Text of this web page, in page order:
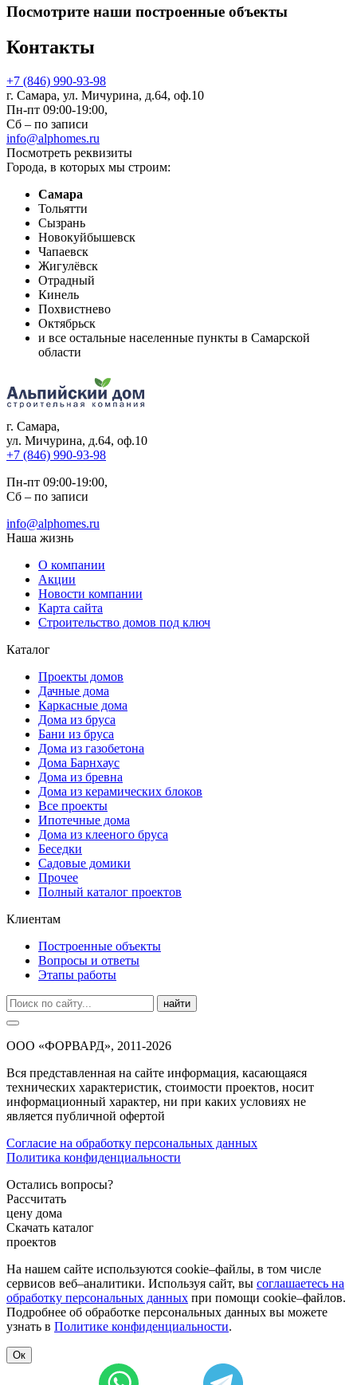
Посмотрите наши построенные объекты
Контакты
+7 (846) 990-93-98
г. Самара, ул. Мичурина, д.64, оф.10
Пн-пт 09:00-19:00,
Сб – по записи
info@alphomes.ru
Посмотреть реквизиты
Города, в которых мы строим:
Самара
Тольятти
Сызрань
Новокуйбышевск
Чапаевск
Жигулёвск
Отрадный
Кинель
Похвистнево
Октябрьск
и все остальные населенные пункты в Самарской
области
г. Самара,
ул. Мичурина, д.64, оф.10
+7 (846) 990-93-98
Пн-пт 09:00-19:00,
Сб – по записи
info@alphomes.ru
Наша жизнь
О компании
Акции
Новости компании
Карта сайта
Строительство домов под ключ
Каталог
Проекты домов
Дачные дома
Каркасные дома
Дома из бруса
Бани из бруса
Дома из газобетона
Дома Барнхаус
Дома из бревна
Дома из керамических блоков
Все проекты
Ипотечные дома
Дома из клееного бруса
Беседки
Садовые домики
Прочее
Полный каталог проектов
Клиентам
Построенные объекты
Вопросы и ответы
Этапы работы
найти
ООО «ФОРВАРД», 2011-2026
Вся представленная на сайте информация, касающаяся
технических характеристик, стоимости проектов, носит
информационный характер, ни при каких условиях не
является публичной офертой
Согласие на обработку персональных данных
Политика конфиденциальности
Остались вопросы?
Рассчитать
цену дома
Скачать каталог
проектов
На нашем сайте используются cookie–файлы, в том числе
сервисов веб–аналитики. Используя сайт, вы соглашаетесь на
обработку персональных данных при помощи cookie–файлов.
Подробнее об обработке персональных данных вы можете
узнать в Политике конфиденциальности.
Ок